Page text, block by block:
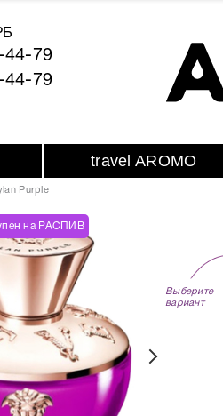
44-79
44-79
travel AROMO
Purple
на РАСПИВ
Выберите
вариант